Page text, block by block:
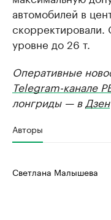
автомобилей в
скорректировали.
уровне до 26 т.
Оперативные
Telegram-канале
лонгриды — в Дзен
Авторы
Светлана Малышева